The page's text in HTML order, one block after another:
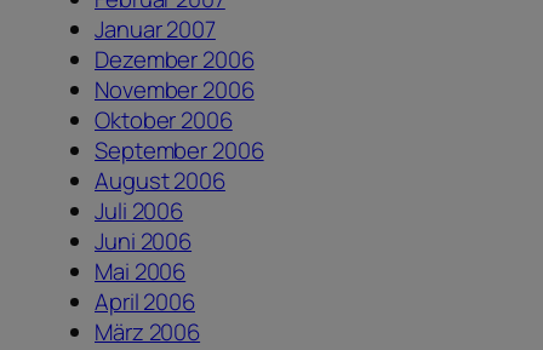
Januar 2007
Dezember 2006
November 2006
Oktober 2006
September 2006
August 2006
Juli 2006
Juni 2006
Mai 2006
April 2006
März 2006